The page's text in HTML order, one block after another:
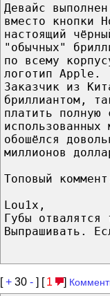
Девайс
вместо кнопки
настоящий
"обычных"
по всему
логотип Apple.
Заказчик из
бриллиантом,
платить полную
обошёлся
миллионов
Топовый
Lou1x,
Губы
Выпрашивать.
[+ 30 - ] [ 1 ]